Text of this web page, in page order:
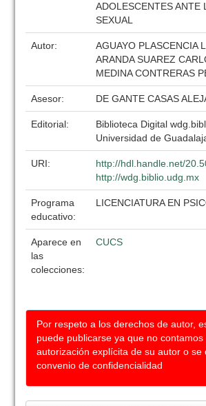
ADOLESCENTES ANTE
SEXUAL
Autor:
AGUAYO PLASCENCIA
ARANDA SUAREZ
MEDINA CONTRERAS
Asesor: DE GANTE CASAS
Editorial:
Biblioteca Digital
Universidad de
URI:
http://hdl.handle.net/
http://wdg.biblio.udg.mx
Programa
educativo:
LICENCIATURA EN
Aparece en
las
colecciones:
CUCS
Por respeto a los derechos de autor,
puede publicarse ya que no contamos
autorización explícita de su autor o se
convenio de confidencialidad